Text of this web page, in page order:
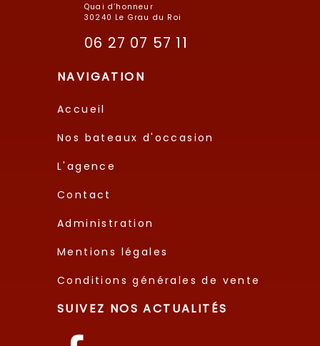
Quai d’honneur
30240 Le Grau du Roi
06 27 07 57 11
NAVIGATION
Accueil
Nos bateaux d'occasion
L'agence
Contact
Administration
Mentions légales
Conditions générales de vente
SUIVEZ NOS ACTUALITÉS